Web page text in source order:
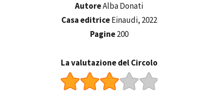
AutoreAlba Donati
Casa editriceEinaudi, 2022
Pagine200
La valutazione del Circolo